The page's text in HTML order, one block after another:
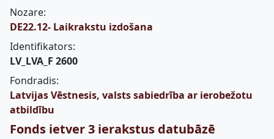
Nozare:
DE22.12- Laikrakstu izdošana
Identifikators:
LV_LVA_F 2600
Fondradis:
Latvijas Vēstnesis, valsts sabiedrība ar ierobežotu
atbildību
Fonds ietver 3 ierakstus datubāzē